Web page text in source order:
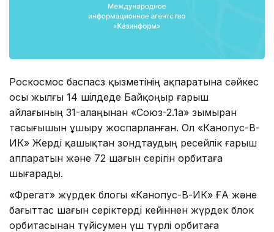
Роскосмос баспасөз қызметінің ақпаратына сәйкес
осы жылғы 14 шілдеде Байқоңыр ғарыш
айлағының 31-алаңынан «Союз-2.1а» зымыран
тасығышын ұшыру жоспарланған. Ол «Канопус-В-
ИК» Жерді қашықтан зондтаудың ресейлік ғарыш
аппаратын және 72 шағын серігін орбитаға
шығарады.
«Фрегат» жүрдек блогы «Канопус-В-ИК» ҒА және
бағыттас шағын серіктерді кейіннен жүрдек блок
орбитасынан түйісумен үш түрлі орбитаға